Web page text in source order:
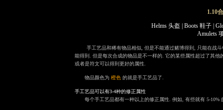
1.10
Helms 头盔 | Boots 鞋子 |
Amulets
手工艺品和稀有物品相似, 但是不能通过赌博得到, 只能在战
能得到. 但是每次合成的物品是不一样的. 它的某些属性超过了其
或者是符文可以得到更好的属性.
物品颜色为 橙色 的就是手工艺品了.
手工艺品可以有3-4种的修正属性
每个手工艺品都有一种以上的修正属性. 例如, 有些就有 5-